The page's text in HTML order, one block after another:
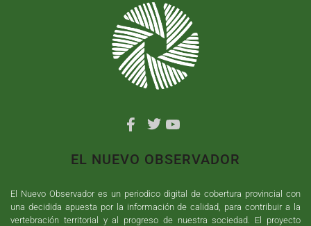
EL NUEVO OBSERVADOR
El Nuevo Observador es un periodico digital de cobertura provincial con
una decidida apuesta por la información de calidad, para contribuir a la
vertebración territorial y al progreso de nuestra sociedad. El proyecto